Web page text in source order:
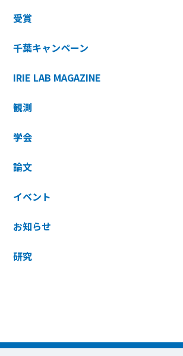
受賞
千葉キャンペーン
IRIE LAB MAGAZINE
観測
学会
論文
イベント
お知らせ
研究